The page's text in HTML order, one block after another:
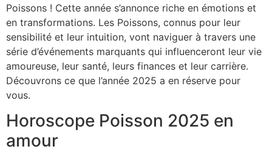
Poissons ! Cette année s’annonce riche en émotions et
en transformations. Les Poissons, connus pour leur
sensibilité et leur intuition, vont naviguer à travers une
série d’événements marquants qui influenceront leur vie
amoureuse, leur santé, leurs finances et leur carrière.
Découvrons ce que l’année 2025 a en réserve pour
vous.
Horoscope Poisson 2025 en
amour